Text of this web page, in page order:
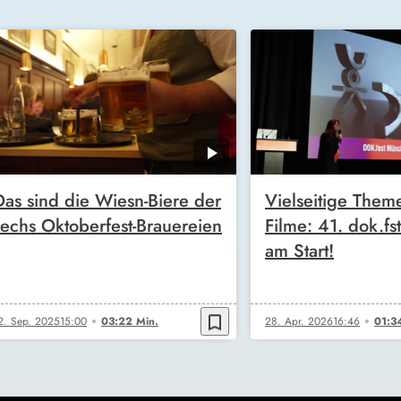
sind die Wiesn-Biere der
Oktoberfest-Brauereien
Sep. 202515:00 03:22 Min. bookmark_border
Vielseitige
Filme: 41.
am Start!
28. Apr. 202616:46